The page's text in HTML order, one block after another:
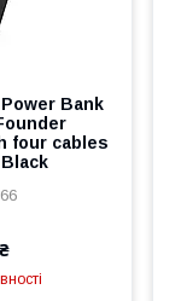
Bank
four cables
Black